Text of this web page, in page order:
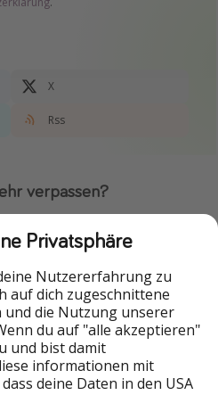
X
Rss
verpassen?
HolidayPirates Group
HolidayPirates
WakacyjniPiraci
Privatsphäre
Nutzererfahrung zu
auf dich zugeschnittene
die Nutzung unserer
du auf "alle akzeptieren"
und bist damit
informationen mit
deine Daten in den USA